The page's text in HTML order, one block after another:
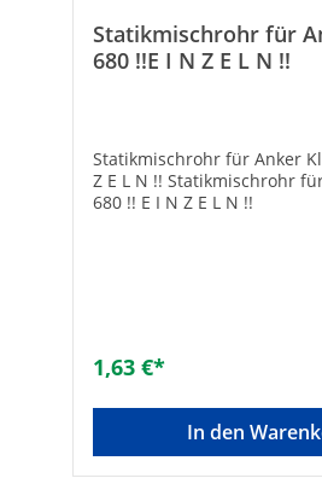
Statikmischrohr für
680 !!E I N Z E L N !!
Statikmischrohr für Anker
Z E L N !! Statikmischrohr
680 !! E I N Z E L N !!
1,63 €*
In den